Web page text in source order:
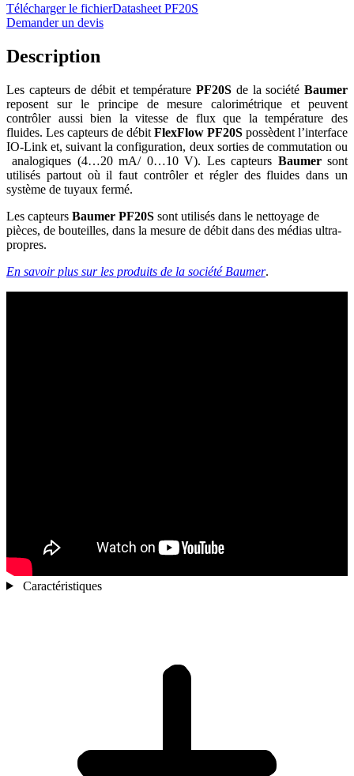
Télécharger le fichierDatasheet PF20S
Demander un devis
Description
Les capteurs de débit et températurePF20S de la sociétéBaumer
reposent sur le principe de mesure calorimétrique et peuvent
contrôler aussi bien la vitesse de flux que la température des
fluides. Les capteurs de débit FlexFlow PF20S possèdent l’interface
IO-Link et, suivant la configuration, deux sorties de commutation ou
analogiques (4…20 mA/ 0…10 V). Les capteurs Baumersont
utilisés partout où il faut contrôler et régler des fluides dans un
système de tuyaux fermé.
Les capteurs Baumer PF20S sont utilisés dans le nettoyage de
pièces, de bouteilles, dans la mesure de débit dans des médias ultra-
propres.
En savoir plus sur les produits de la société Baumer.
Caractéristiques